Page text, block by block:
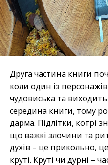
Друга частина книги
коли один із
чудовиська та
середина книги, тому
дарма. Підлітки, котрі
що важкі злочини та
духів – це прикольно,
круті. Круті чи дурні –